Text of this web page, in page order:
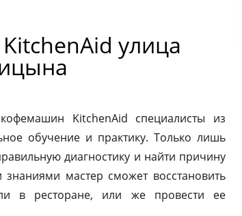
улица
KitchenAid специалисты из
обучение и практику. Только лишь
диагностику и найти причину
мастер сможет восстановить
в ресторане, или же провести ее